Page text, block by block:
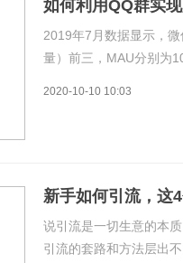
如何利用QQ群实
2019年7月数据显示，
量）前三，MAU分别为
以数数，在线用户是2
式。此文主要讨论基于
2020-10-10 10:03
新手如何引流，这
说引流是一切生意的本
引流的套路和方法层出